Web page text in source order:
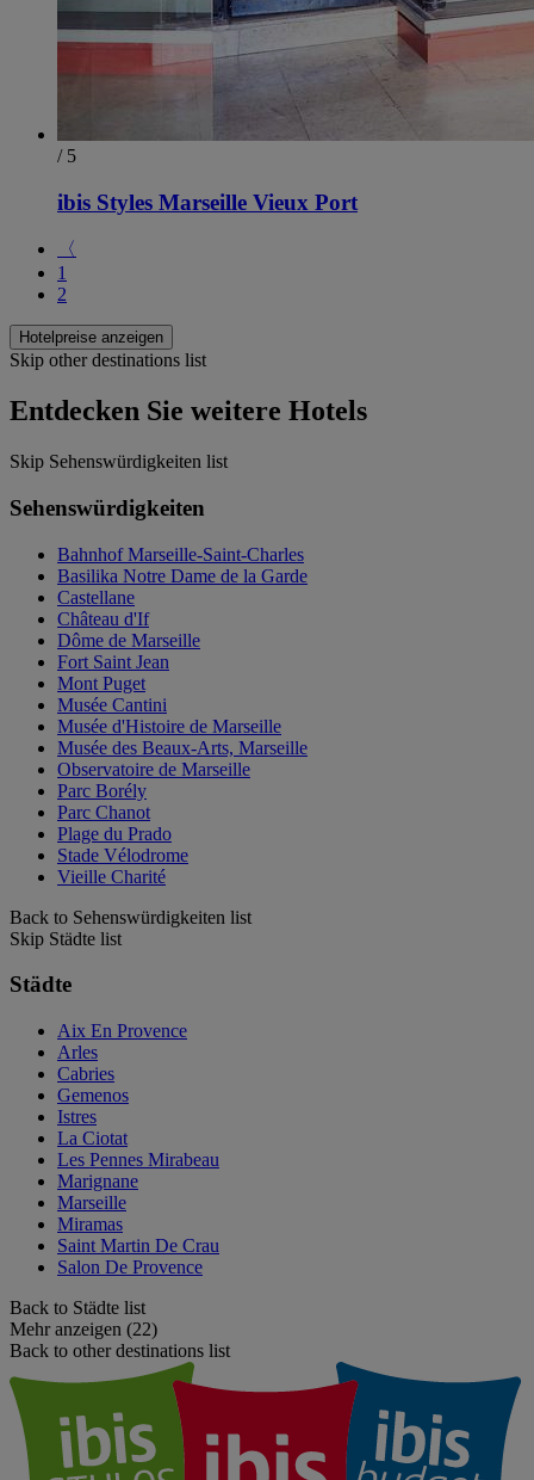
/ 5
ibis Styles Marseille Vieux Port
〈
1
2
Hotelpreise anzeigen
Skip other destinations list
Entdecken Sie weitere Hotels
Skip Sehenswürdigkeiten list
Sehenswürdigkeiten
Bahnhof Marseille-Saint-Charles
Basilika Notre Dame de la Garde
Castellane
Château d'If
Dôme de Marseille
Fort Saint Jean
Mont Puget
Musée Cantini
Musée d'Histoire de Marseille
Musée des Beaux-Arts, Marseille
Observatoire de Marseille
Parc Borély
Parc Chanot
Plage du Prado
Stade Vélodrome
Vieille Charité
Back to Sehenswürdigkeiten list
Skip Städte list
Städte
Aix En Provence
Arles
Cabries
Gemenos
Istres
La Ciotat
Les Pennes Mirabeau
Marignane
Marseille
Miramas
Saint Martin De Crau
Salon De Provence
Back to Städte list
Mehr anzeigen (22)
Back to other destinations list